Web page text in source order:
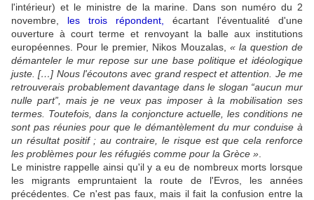
l'intérieur) et le ministre de la marine. Dans son numéro du 2
novembre, les trois répondent
écartant l'éventualité d'une
ouverture à court terme et renvoyant la balle aux institutions
européennes. Pour le premier, Nikos Mouzalas, « la question de
démanteler le mur repose sur une base politique et idéologique
juste. […] Nous l'écoutons avec grand respect et attention. Je me
retrouverais probablement davantage dans le slogan “aucun mur
nulle part”, mais je ne veux pas imposer à la mobilisation ses
termes. Toutefois, dans la conjoncture actuelle, les conditions ne
sont pas réunies pour que le démantèlement du mur conduise à
un résultat positif ; au contraire, le risque est que cela renforce
les problèmes pour les réfugiés comme pour la Grèce »
Le ministre rappelle ainsi qu'il y a eu de nombreux morts lorsque
les migrants empruntaient la route de l'Evros, les années
précédentes. Ce n'est pas faux, mais il fait la confusion entre la